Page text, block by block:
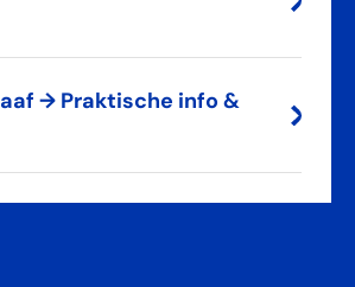
→ Praktische info &